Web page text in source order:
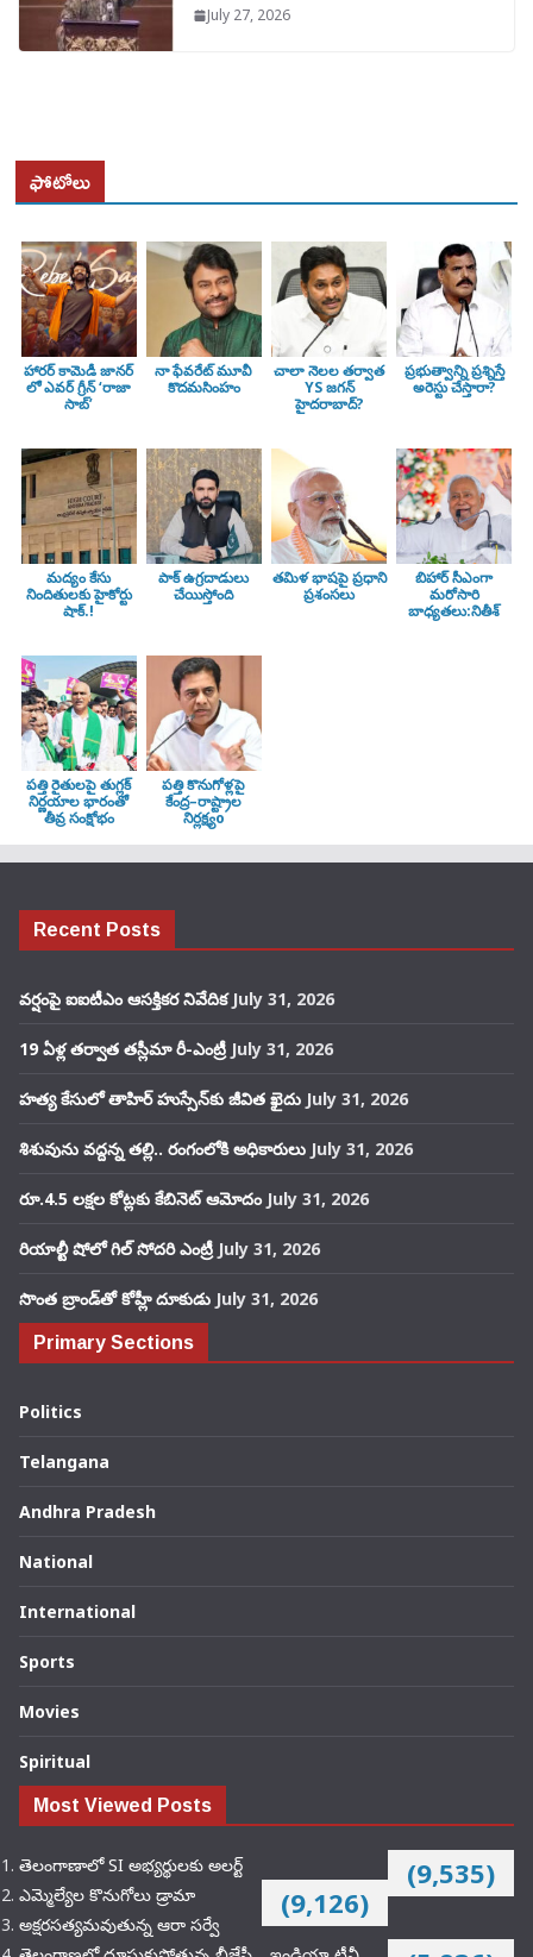
July 27, 2026
ఫోటోలు
హారర్ కామెడీ జానర్
లో ఎవర్ గ్రీన్ ‘రాజా
సాబ్’
నా ఫేవరేట్ మూవీ
కొదమసింహం
చాలా నెలల తర్వాత
YS జగన్
హైదరాబాద్?
ప్రభుత్వాన్ని ప్రశ్నిస్తే
అరెస్టు చేస్తారా?
మద్యం కేసు
నిందితులకు హైకోర్టు
షాక్.!
పాక్ ఉగ్రదాడులు
చేయిస్తోంది
తమిళ భాషపై ప్రధాని
ప్రశంసలు
బిహార్ సీఎంగా
మరోసారి
బాధ్యతలు:నితీశ్
పత్తి రైతులపై తుగ్లక్‌
నిర్ణయాల భారంతో
తీవ్ర సంక్షోభం
పత్తి కొనుగోళ్లపై
కేంద్ర–రాష్ట్రాల
నిర్లక్ష్యo
Recent Posts
వర్షంపై ఐఐటీఎం ఆసక్తికర నివేదిక July 31, 2026
19 ఏళ్ల తర్వాత తస్లీమా రీ-ఎంట్రీ July 31, 2026
హత్య కేసులో తాహిర్ హుస్సేన్‌కు జీవిత ఖైదు July 31, 2026
శిశువును వద్దన్న తల్లి.. రంగంలోకి అధికారులు July 31, 2026
రూ.4.5 లక్షల కోట్లకు కేబినెట్ ఆమోదం July 31, 2026
రియాల్టీ షోలో గిల్ సోదరి ఎంట్రీ July 31, 2026
సొంత బ్రాండ్‌తో కోహ్లీ దూకుడు July 31, 2026
Primary Sections
Politics
Telangana
Andhra Pradesh
National
International
Sports
Movies
Spiritual
Most Viewed Posts
తెలంగాణాలో SI అభ్యర్థులకు అలర్ట్ (9,535)
ఎమ్మెల్యేల కొనుగోలు డ్రామా (9,126)
అక్షరసత్యమవుతున్న ఆరా సర్వే